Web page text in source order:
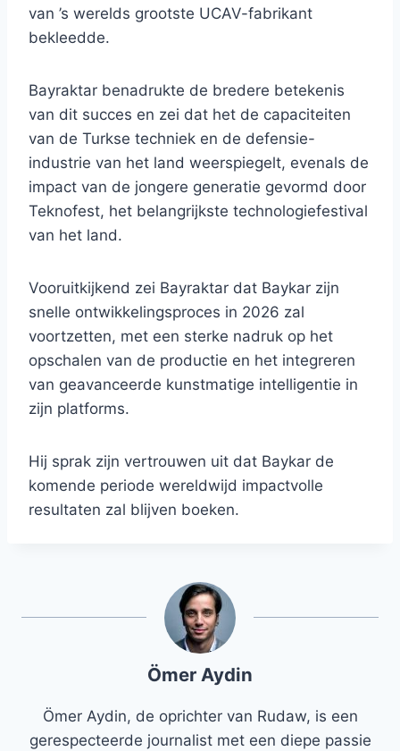
van ’s werelds grootste UCAV-fabrikant
bekleedde.
Bayraktar benadrukte de bredere betekenis
van dit succes en zei dat het de capaciteiten
van de Turkse techniek en de defensie-
industrie van het land weerspiegelt, evenals de
impact van de jongere generatie gevormd door
Teknofest, het belangrijkste technologiefestival
van het land.
Vooruitkijkend zei Bayraktar dat Baykar zijn
snelle ontwikkelingsproces in 2026 zal
voortzetten, met een sterke nadruk op het
opschalen van de productie en het integreren
van geavanceerde kunstmatige intelligentie in
zijn platforms.
Hij sprak zijn vertrouwen uit dat Baykar de
komende periode wereldwijd impactvolle
resultaten zal blijven boeken.
Ömer Aydin
Ömer Aydin, de oprichter van Rudaw, is een
gerespecteerde journalist met een diepe passie